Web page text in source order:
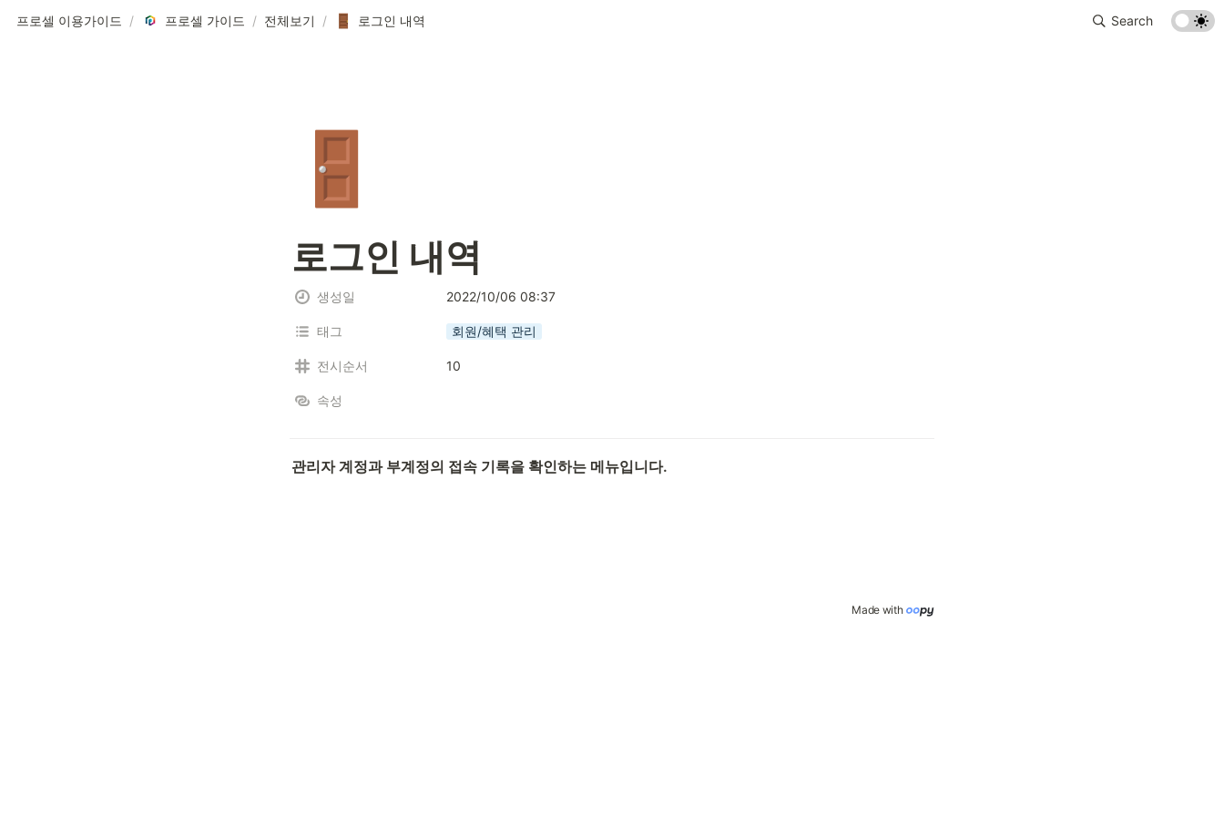
프로셀 이용가이드 / 프로셀 가이드 / 전체보기 / 로그인 내역 Search
🚪
로그인 내역
생성일 2022/10/06 08:37
태그 회원/혜택 관리
전시순서 10
속성
관리자 계정과 부계정의 접속 기록을 확인하는 메뉴입니다.
Made with